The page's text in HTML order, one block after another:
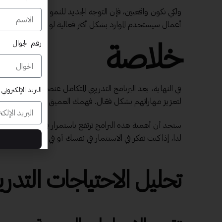
ولكي نكون واقعيين، فإن التوجه الجديد للنمو في عالم
أعمال سيستخدم الموارد بشكل أكثر فعالية لو كان لديه فهم
خلاصة
في النهاية، يعد البرنامج التدريبي المتكامل عنصرًا
لتعزيز مهاراتهم بشكل فعّال. فهمك العميق لهذا النوع من
ستجد أن أهمية هذه البرامج ترتفع باستمرار في السوق
لذا، إذا كنت تفكر في الاستثمار في نفسك أو في فريقك، فإن
تحليل الاحتياجات
رقم الجوال
البريد الإلكتروني